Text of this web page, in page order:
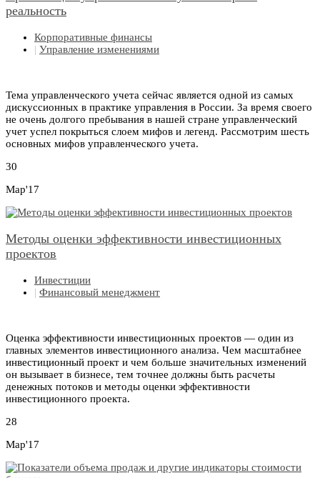
реальность
Корпоративные финансы
| Управление изменениями
Тема управленческого учета сейчас является одной из самых
дискуссионных в практике управления в России. За время своего
не очень долгого пребывания в нашей стране управленческий
учет успел покрыться слоем мифов и легенд. Рассмотрим шесть
основных мифов управленческого учета.
30
Мар'17
Методы оценки эффективности инвестиционных
проектов
Инвестиции
| Финансовый менеджмент
Оценка эффективности инвестиционных проектов — один из
главных элементов инвестиционного анализа. Чем масштабнее
инвестиционный проект и чем больше значительных изменений
он вызывает в бизнесе, тем точнее должны быть расчеты
денежных потоков и методы оценки эффективности
инвестиционного проекта.
28
Мар'17